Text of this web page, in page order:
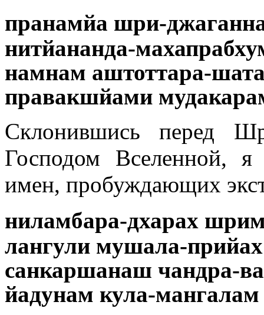
пранамйа шри-
нитйананда-
намнам аштоттара-
правакшйами
Склонившись перед
Господом Вселенной,
имен, пробуждающих
ниламбара-дхарах
лангули мушала-прийах
санкаршанаш чандра-
йадунам кула-мангалам